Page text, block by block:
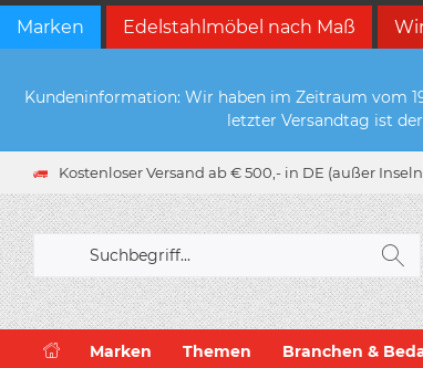
Marken Edelstahlmöbel nach Maß
Kundeninformation: Wir haben im Zeitraum vom
letzter Versandtag ist
Kostenloser Versand ab € 500,- in DE (außer
Marken Themen Branchen &